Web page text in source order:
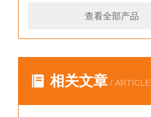
查看全部产品
相关文章 / ARTICLE